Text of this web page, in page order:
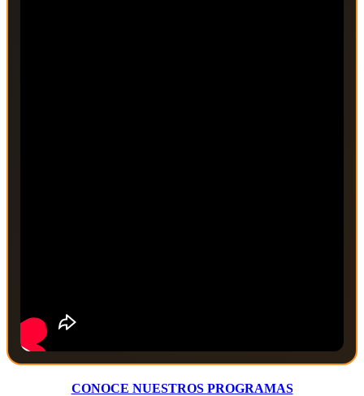
CONOCE NUESTROS PROGRAMAS